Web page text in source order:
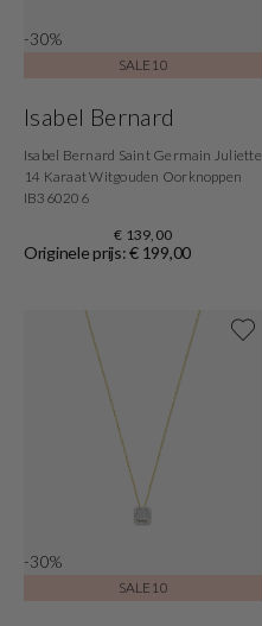
-30%
SALE10
Isabel Bernard
Isabel Bernard Saint Germain Juliette
14 Karaat Witgouden Oorknoppen
IB360206
€ 139,00
Originele prijs: € 199,00
-30%
SALE10